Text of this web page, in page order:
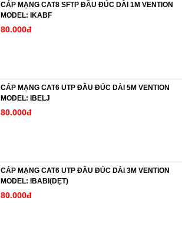
CÁP MẠNG CAT8 SFTP ĐẦU ĐÚC DÀI 1M VENTION
MODEL: IKABF
80.000đ
CÁP MẠNG CAT6 UTP ĐẦU ĐÚC DÀI 5M VENTION
MODEL: IBELJ
80.000đ
CÁP MẠNG CAT6 UTP ĐẦU ĐÚC DÀI 3M VENTION
MODEL: IBABI(DẸT)
80.000đ